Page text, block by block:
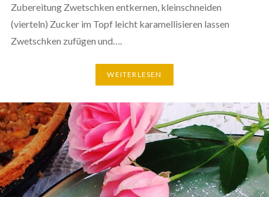
Zubereitung Zwetschken entkernen, kleinschneiden
(vierteln) Zucker im Topf leicht karamellisieren lassen
Zwetschken zufügen und….
WEITERLESEN